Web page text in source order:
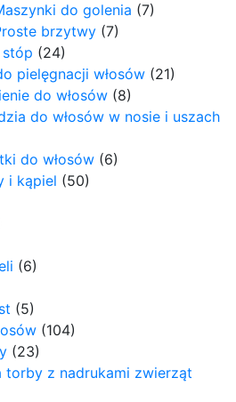
do golenia (7)
brzytwy (7)
stóp (24)
pielęgnacji włosów (21)
do włosów (8)
do włosów w nosie i uszach
do włosów (6)
i kąpiel (50)
(6)
(5)
(104)
(23)
torby z nadrukami zwierząt